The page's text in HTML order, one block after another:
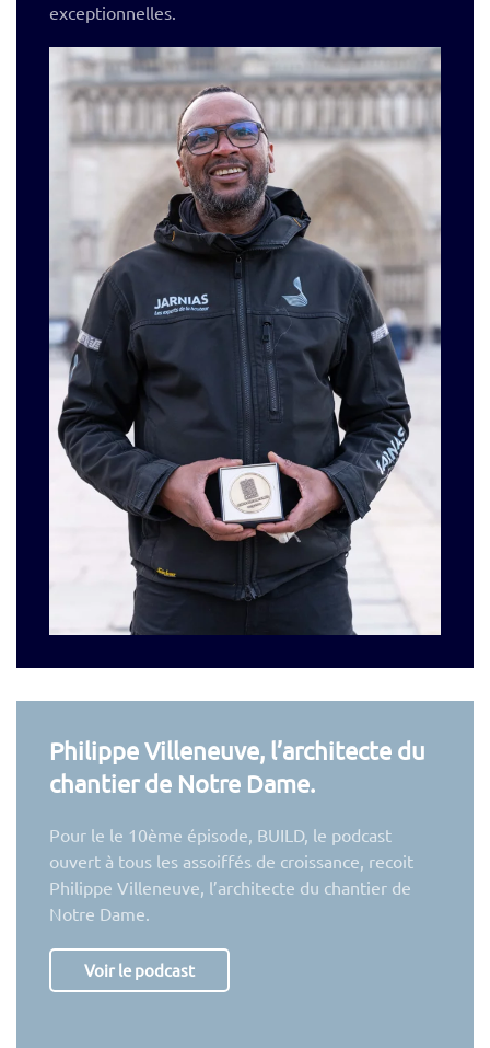
exceptionnelles.
Philippe Villeneuve, l’architecte du
chantier de Notre Dame.
Pour le le 10ème épisode, BUILD, le podcast
ouvert à tous les assoiffés de croissance, recoit
Philippe Villeneuve, l’architecte du chantier de
Notre Dame.
Voir le podcast